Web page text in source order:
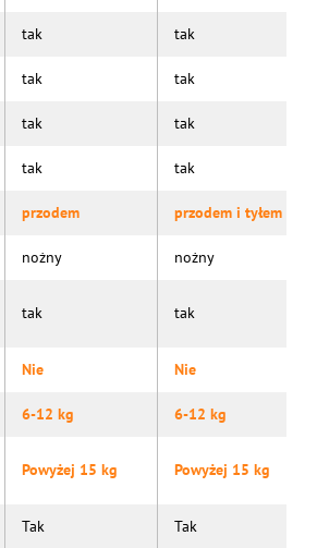
tak tak
tak tak
tak tak
tak tak
przodem przodem i tyłem
nożny nożny
tak tak
Nie Nie
6-12 kg 6-12 kg
Powyżej 15 kg Powyżej 15 kg
Tak Tak